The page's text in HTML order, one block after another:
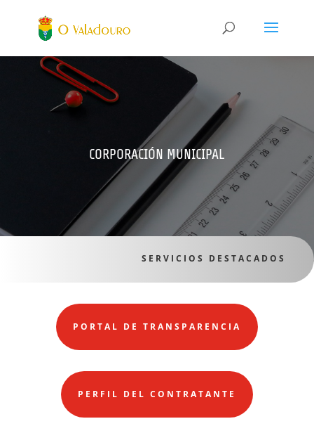
CORPORACIÓN MUNICIPAL
SERVICIOS DESTACADOS
PORTAL DE TRANSPARENCIA
PERFIL DEL CONTRATANTE